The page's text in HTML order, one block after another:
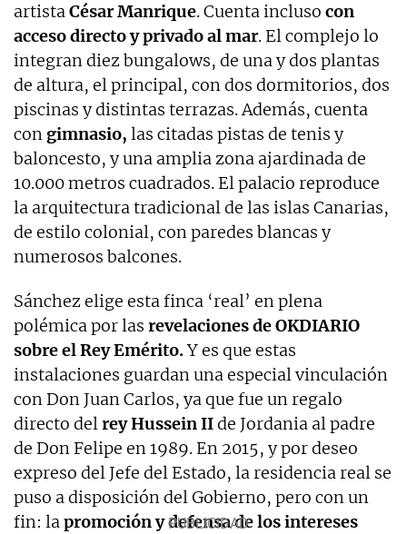
artistaCésar Manrique. Cuenta incluso con
acceso directo y privado al mar. El complejo lo
integran diez bungalows, de una y dos plantas
de altura, el principal, con dos dormitorios, dos
piscinas y distintas terrazas. Además, cuenta
con gimnasio, las citadas pistas de tenis y
baloncesto, y una amplia zona ajardinada de
10.000 metros cuadrados. El palacio reproduce
la arquitectura tradicional de las islas Canarias,
de estilo colonial, con paredes blancas y
numerosos balcones.
Sánchez elige esta finca ‘real’ en plena
polémica por las revelaciones de OKDIARIO
sobre el Rey Emérito.Y es que estas
instalaciones guardan una especial vinculación
con Don Juan Carlos, ya que fue un regalo
directo delrey Hussein IIde Jordania al padre
de Don Felipe en 1989. En 2015, y por deseo
expreso del Jefe del Estado, la residencia real se
puso a disposición del Gobierno, pero con un
fin: lapromoción y defensa de los intereses